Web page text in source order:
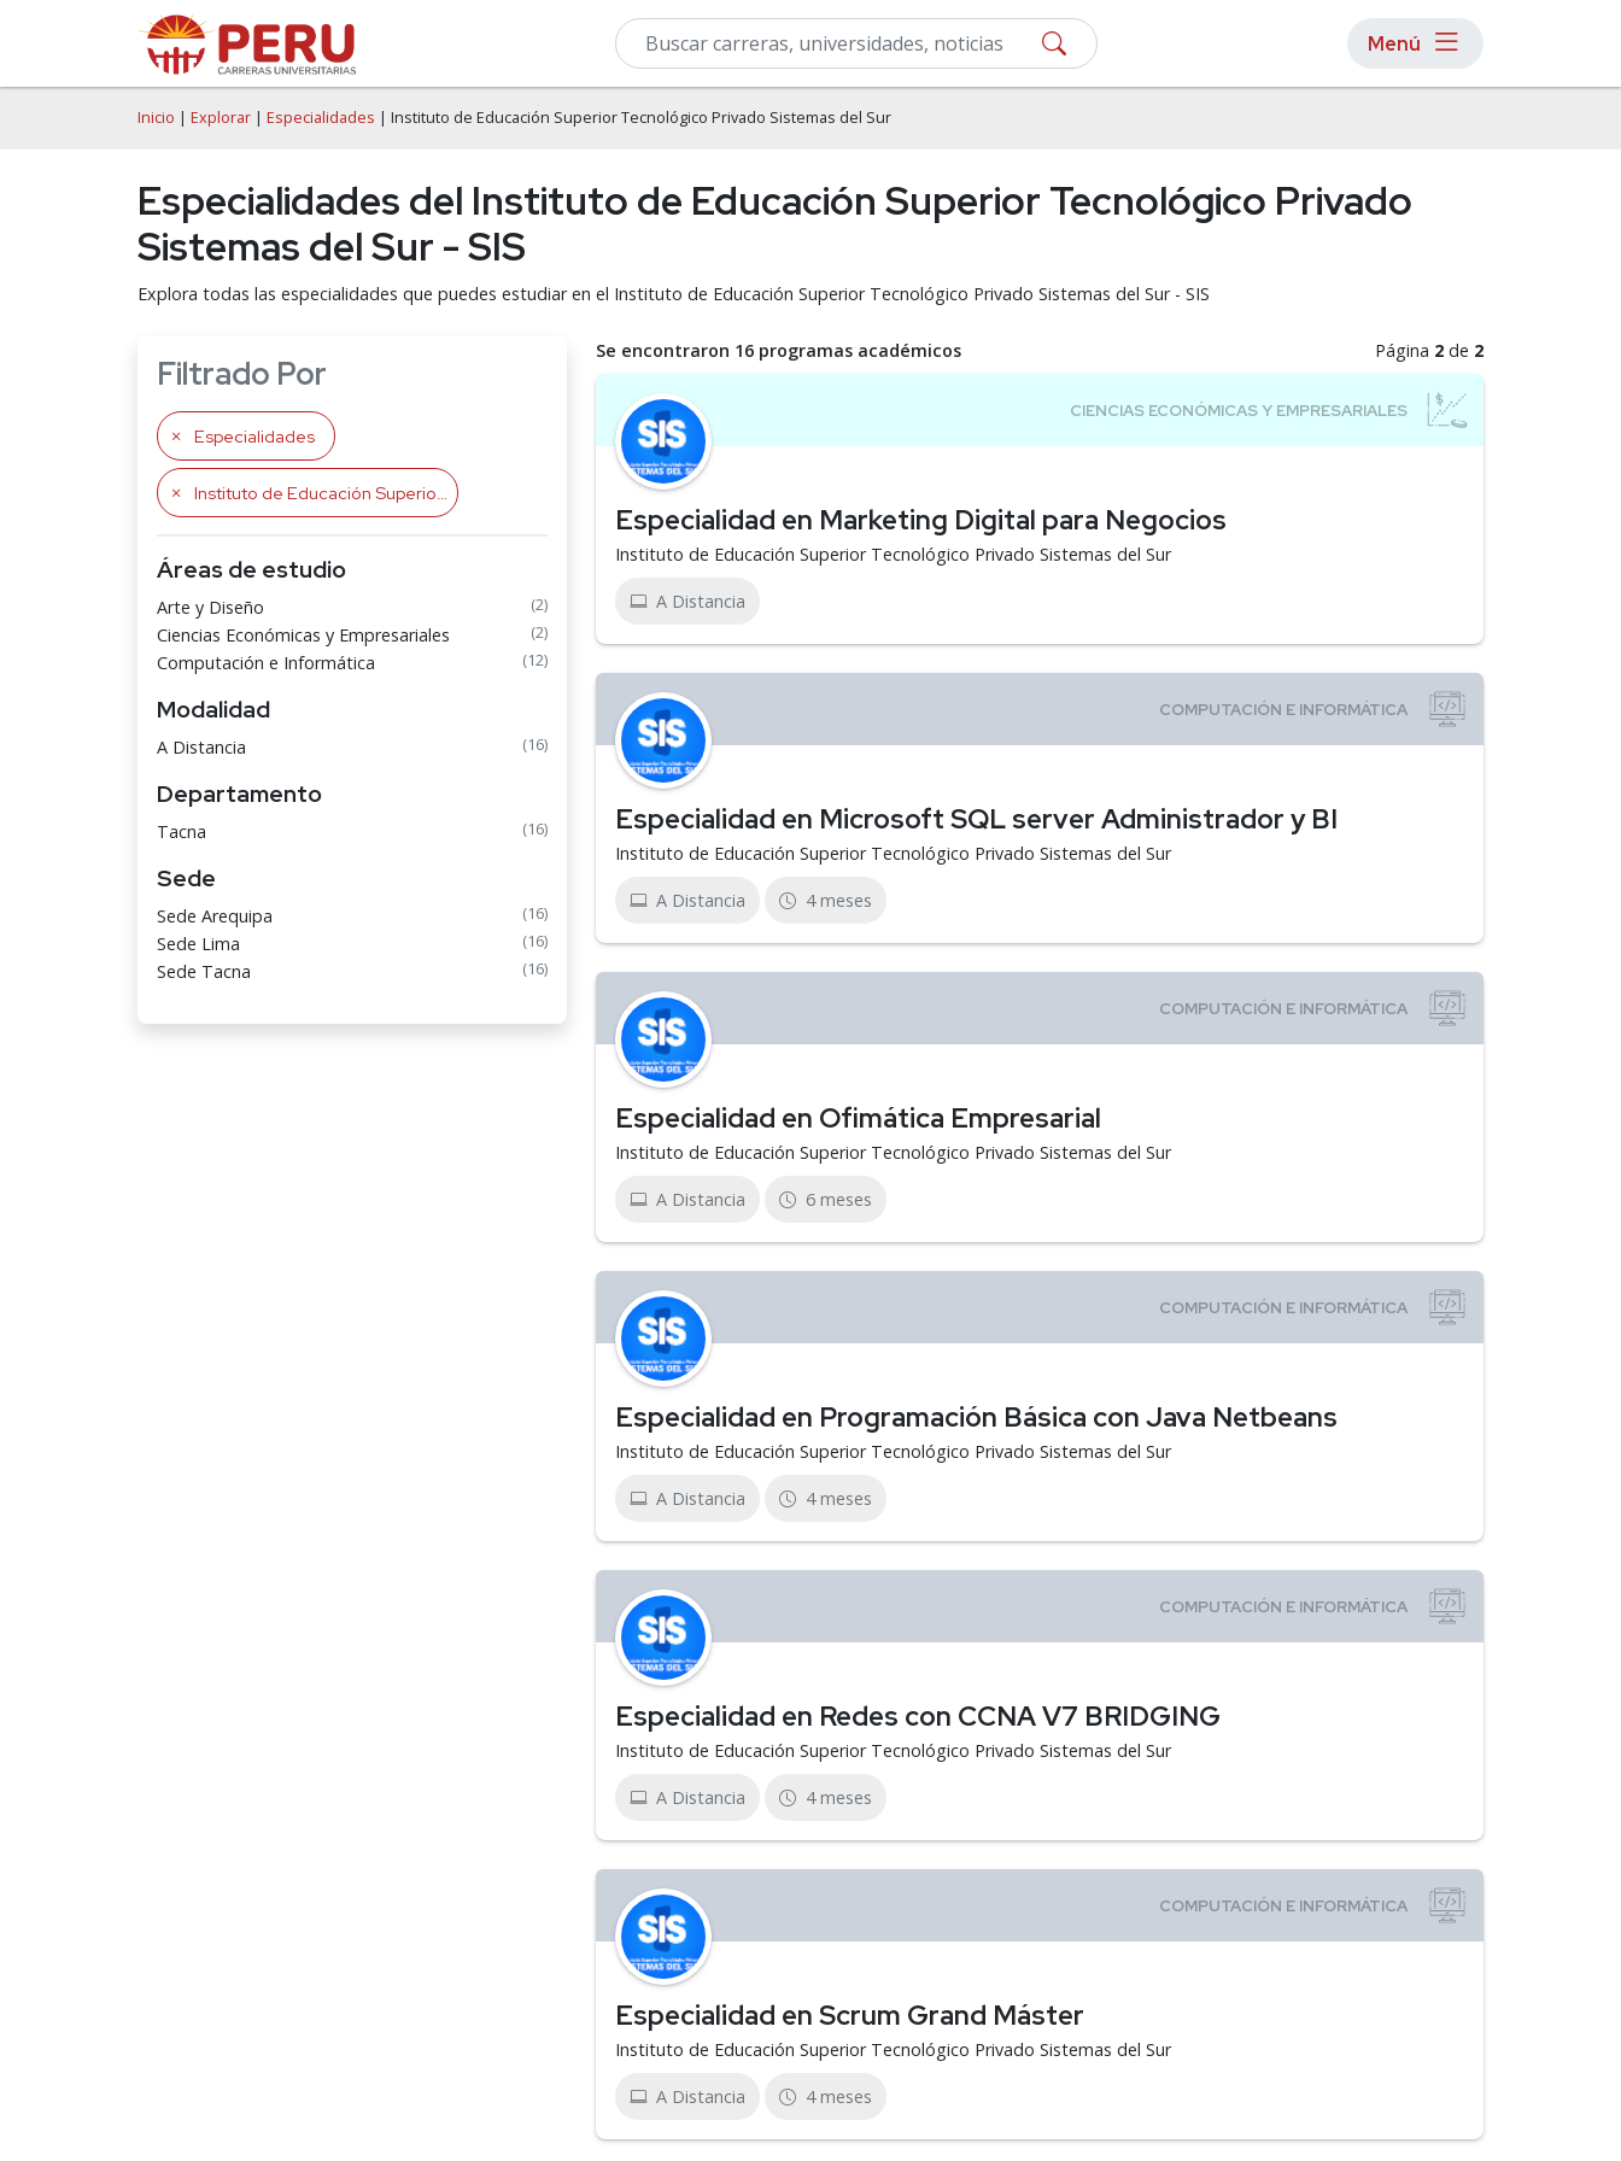
Menú
Inicio | Explorar | Especialidades | Instituto de Educación Superior Tecnológico Privado Sistemas del Sur
Especialidades del Instituto de Educación Superior Tecnológico Privado
Sistemas del Sur - SIS
Explora todas las especialidades que puedes estudiar en el Instituto de Educación Superior Tecnológico Privado Sistemas del Sur - SIS
Filtrado Por
Especialidades
Instituto de Educación Superior Tecnológico Privado Sistemas del Sur
Áreas de estudio
Arte y Diseño (2)
Ciencias Económicas y Empresariales (2)
Computación e Informática (12)
Modalidad
A Distancia (16)
Departamento
Tacna (16)
Sede
Sede Arequipa (16)
Sede Lima (16)
Sede Tacna (16)
Se encontraron 16 programas académicos Página 2 de 2
Especialidad en Marketing Digital para Negocios
Instituto de Educación Superior Tecnológico Privado Sistemas del Sur
A Distancia
Especialidad en Microsoft SQL server Administrador y BI
Instituto de Educación Superior Tecnológico Privado Sistemas del Sur
A Distancia 4 meses
Especialidad en Ofimática Empresarial
Instituto de Educación Superior Tecnológico Privado Sistemas del Sur
A Distancia 6 meses
Especialidad en Programación Básica con Java Netbeans
Instituto de Educación Superior Tecnológico Privado Sistemas del Sur
A Distancia 4 meses
Especialidad en Redes con CCNA V7 BRIDGING
Instituto de Educación Superior Tecnológico Privado Sistemas del Sur
A Distancia 4 meses
Especialidad en Scrum Grand Máster
Instituto de Educación Superior Tecnológico Privado Sistemas del Sur
A Distancia 4 meses